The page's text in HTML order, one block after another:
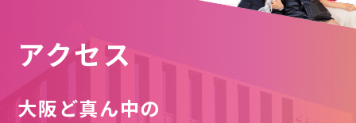
アクセス
大阪ど真ん中の